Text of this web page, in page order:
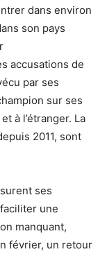
dans environ
son pays
accusations de
par ses
sur ses
à l’étranger. La
2011, sont
ses
une
manquant,
février, un retour